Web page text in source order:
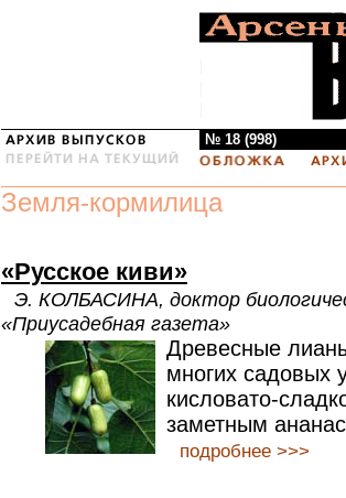
№ 18 (998)
Земля-кормилица
«Русское киви»
Э. КОЛБАСИНА, доктор
«Приусадебная газета»
Древесные
многих садовых
кисловато-
заметным
подробнее >>>